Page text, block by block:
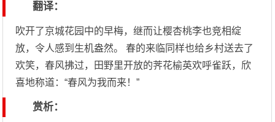
翻译：
吹开了京城花园中的早梅，继而让樱杏桃李也竞相绽
放，令人感到生机盎然。 春的来临同样也给乡村送去了
欢笑，春风拂过，田野里开放的荠花榆英欢呼雀跃，欣
喜地称道：“春风为我而来！”
赏析：